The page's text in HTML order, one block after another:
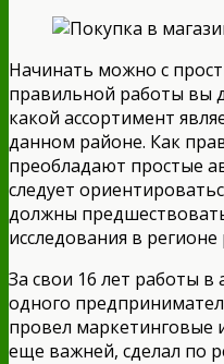
Начинать можно с
правильной работы вы
какой ассортимент
данном районе. Как
преобладают простые
следует
должны
исследования в
За свои 16 лет работы в
одного
провел маркетинговые
еще важней, сделал по